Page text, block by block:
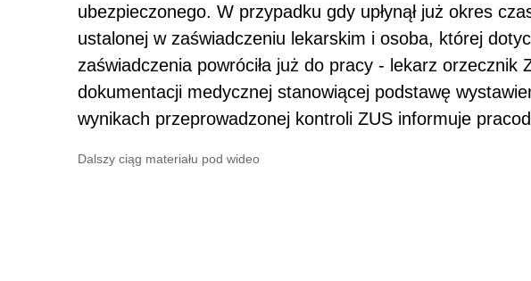
ubezpieczonego. W przypadku gdy upłynął już okres
ustalonej w zaświadczeniu lekarskim i osoba, której
zaświadczenia powróciła już do pracy - lekarz orzecznik
dokumentacji medycznej stanowiącej podstawę
wynikach przeprowadzonej kontroli ZUS informuje
Dalszy ciąg materiału pod wideo